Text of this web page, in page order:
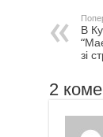
В
зі
2